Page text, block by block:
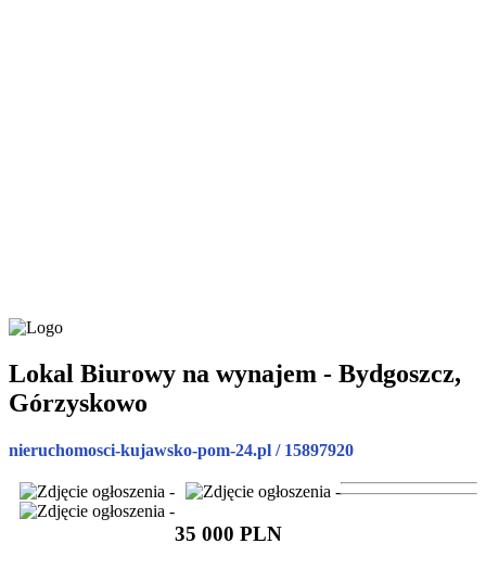
Lokal Biurowy na wynajem - Bydgoszcz,
Górzyskowo
nieruchomosci-kujawsko-pom-24.pl / 15897920
35 000 PLN